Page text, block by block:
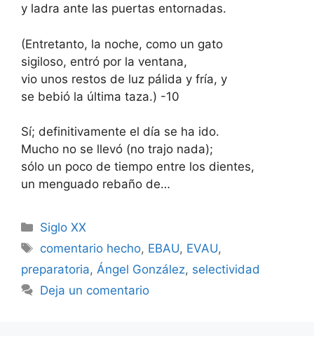
y ladra ante las puertas entornadas.
(Entretanto, la noche, como un gato
sigiloso, entró por la ventana,
vio unos restos de luz pálida y fría, y
se bebió la última taza.) -10
Sí; definitivamente el día se ha ido.
Mucho no se llevó (no trajo nada);
sólo un poco de tiempo entre los dientes,
un menguado rebaño de…
Categorías
Siglo XX
Etiquetas
comentario hecho, EBAU, EVAU,
preparatoria, Ángel González, selectividad
Deja un comentario